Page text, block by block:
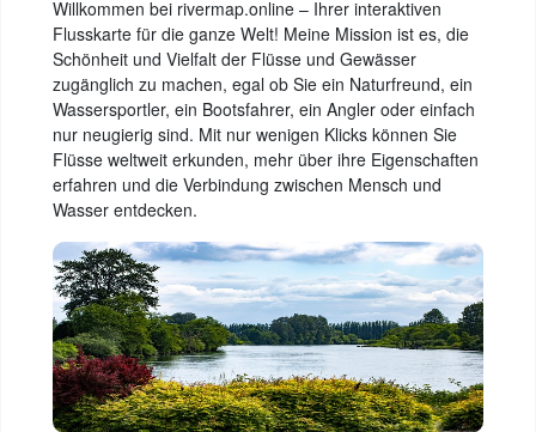
Willkommen bei rivermap.online – Ihrer interaktiven
Flusskarte für die ganze Welt! Meine Mission ist es, die
Schönheit und Vielfalt der Flüsse und Gewässer
zugänglich zu machen, egal ob Sie ein Naturfreund, ein
Wassersportler, ein Bootsfahrer, ein Angler oder einfach
nur neugierig sind. Mit nur wenigen Klicks können Sie
Flüsse weltweit erkunden, mehr über ihre Eigenschaften
erfahren und die Verbindung zwischen Mensch und
Wasser entdecken.